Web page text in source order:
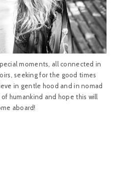
moments, all connected in
seeking for the good times
in gentle hood and in nomad
humankind and hope this will
aboard!